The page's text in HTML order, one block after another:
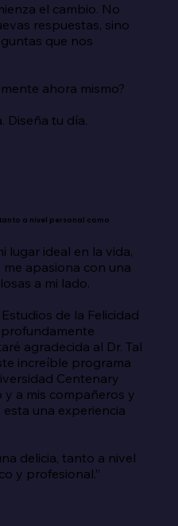
el cambio. No
respuestas, sino
que nos
ahora mismo?
Diseña tu día.
a nivel personal como
lugar ideal en la vida,
apasiona con una
a mi lado.
de la Felicidad
agradecida al Dr. Tal
increíble programa
Centenary
a mis compañeros y
una experiencia
delicia, tanto a nivel
y profesional.”